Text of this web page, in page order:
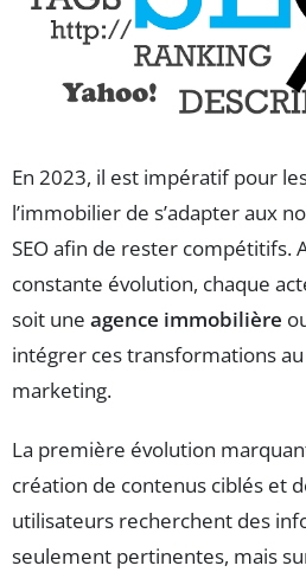
En 2023, il est impératif pour
l’immobilier de s’adapter aux
SEO afin de rester compétitifs.
constante évolution, chaque
soit une agence immobilière
intégrer ces transformations
marketing.
La première évolution
création de contenus ciblés et
utilisateurs recherchent des
seulement pertinentes, mais